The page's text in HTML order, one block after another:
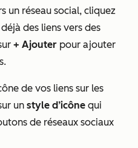
un réseau social, cliquez
des liens vers des
+ Ajouter pour ajouter
de vos liens sur les
un style d’icône qui
de réseaux sociaux